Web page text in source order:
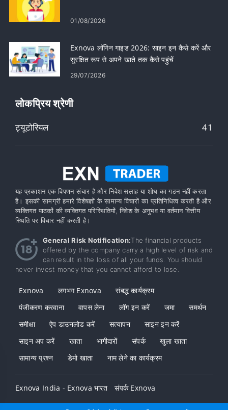
01/08/2026
Exnova लॉगिन गाइड 2026: साइन इन कैसे करें और
सुरक्षित रूप से अपने खाते तक कैसे पहुंचें
29/07/2026
लोकप्रिय श्रेणी
ट्यूटोरियल 41
यह प्रकाशन एक विपणन संचार है और निवेश सलाह या शोध का गठन नहीं करता
है। इसकी सामग्री हमारे विशेषज्ञों के सामान्य विचारों का प्रतिनिधित्व करती है और
व्यक्तिगत पाठकों की व्यक्तिगत परिस्थितियों, निवेश के अनुभव या वर्तमान वित्तीय
स्थिति पर विचार नहीं करती है।
General Risk Notification:The financial products
offered by the company carry a high level of risk and
can result in the loss of all your funds. You should
never invest money that you cannot afford to lose.
Exnova लगभग Exnova
संबद्ध कार्यक्रम
पंजीकरण करवाना
वापस लेना लॉग इन करें जमा
समर्थन
समीक्षा
ऐप डाउनलोड करें सत्यापन
साइन इन करें
साइन अप करें
खाता भागीदारों संपर्क
खुला खाता
सामान्य प्रश्न
डेमो खाता नाम लेने का कार्यक्रम
Exnova India - Exnova भारत संपर्क Exnova